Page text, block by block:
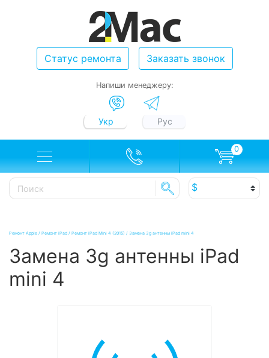
Статус ремонта Заказать звонок
Напиши менеджеру:
Укр Рус
0
Ремонт Apple / Ремонт iPad / Ремонт iPad Mini 4 (2015) / Замена 3g антенны iPad mini 4
Замена 3g антенны iPad
mini 4